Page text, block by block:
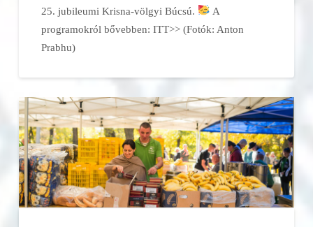
25. jubileumi Krisna-völgyi Búcsú.
A
programokról bővebben: ITT>> (Fotók: Anton
Prabhu)